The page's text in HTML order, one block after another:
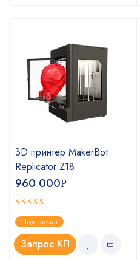
3D принтер MakerBot
Replicator Z18
960 000Р
Оценка
4.75из 5
Под заказ
Запрос КП